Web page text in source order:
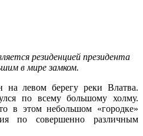
резиденцией президента
в мире замком.
на левом берегу реки Влатва.
по всему большому холму.
в этом небольшом «городке»
по совершенно различным